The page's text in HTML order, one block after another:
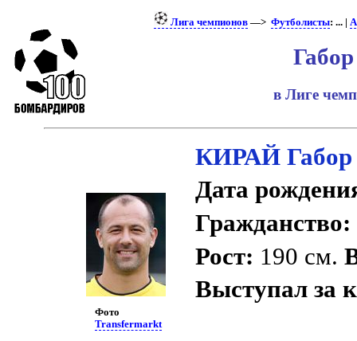
Лига чемпионов—> Футболисты: ... |
в Лиге
Фото
Transfermarkt
КИРАЙ Габор
Дата
Гражданство:
Рост: 190 см.
Выступал за